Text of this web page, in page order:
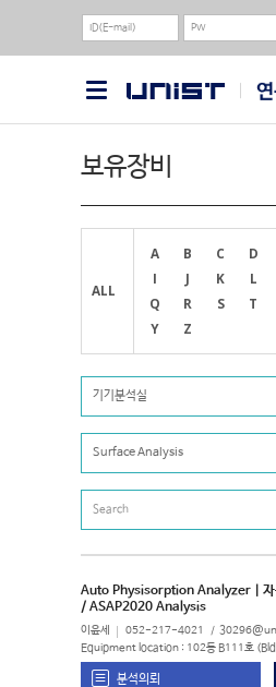
보유장비
ALL
A B C D
I
J K L
Q
R S T
Y
Z
기기분석실
Surface Analysis
Auto Physisorption Analyzer | 자
/ ASAP2020 Analysis
이윤세 052-217-4021
Equipment location : 102동 B111호
분석의뢰